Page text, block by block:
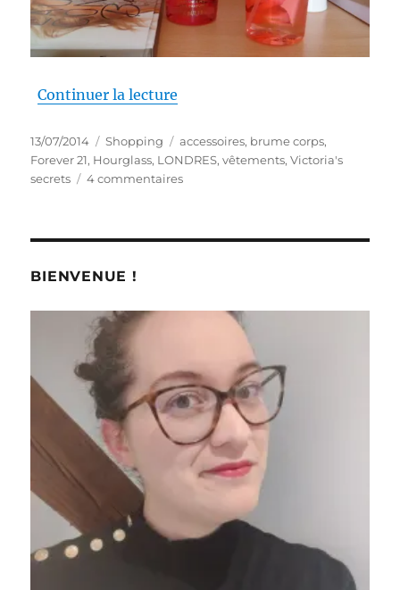
Continuer la lecture
Publié
le
13/07/2014 Catégories
Shopping Étiquettes
accessoires, brume corps,
Forever 21, Hourglass, LONDRES,vêtements,Victoria's
secrets
4 commentairessur
London
BIENVENUE !